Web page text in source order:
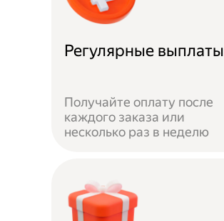
Регулярные выплаты
Получайте оплату после
каждого заказа или
несколько раз в неделю